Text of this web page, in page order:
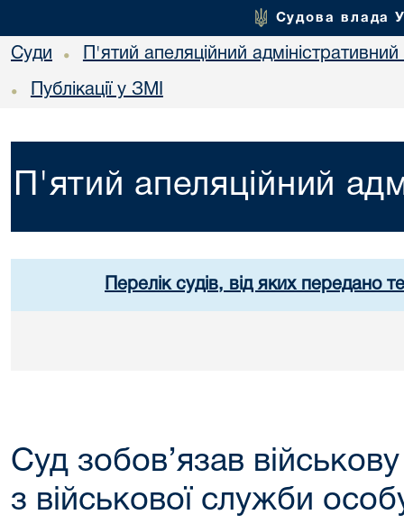
Судова влада
Суди • П'ятий апеляційний адміністративний
• Публікації у ЗМІ
П'ятий апеляційний
Перелік судів, від яких передано
Суд зобов’язав
з військової служби